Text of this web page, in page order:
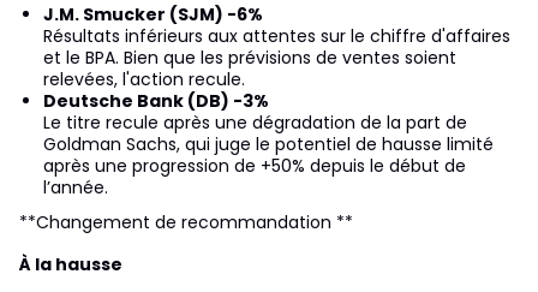
J.M. Smucker (SJM) -6%
Résultats inférieurs aux attentes sur le chiffre d'affaires
et le BPA. Bien que les prévisions de ventes soient
relevées, l'action recule.
Deutsche Bank (DB) -3%
Le titre recule après une dégradation de la part de
Goldman Sachs, qui juge le potentiel de hausse limité
après une progression de +50% depuis le début de
l’année.
**Changement de recommandation **
À la hausse